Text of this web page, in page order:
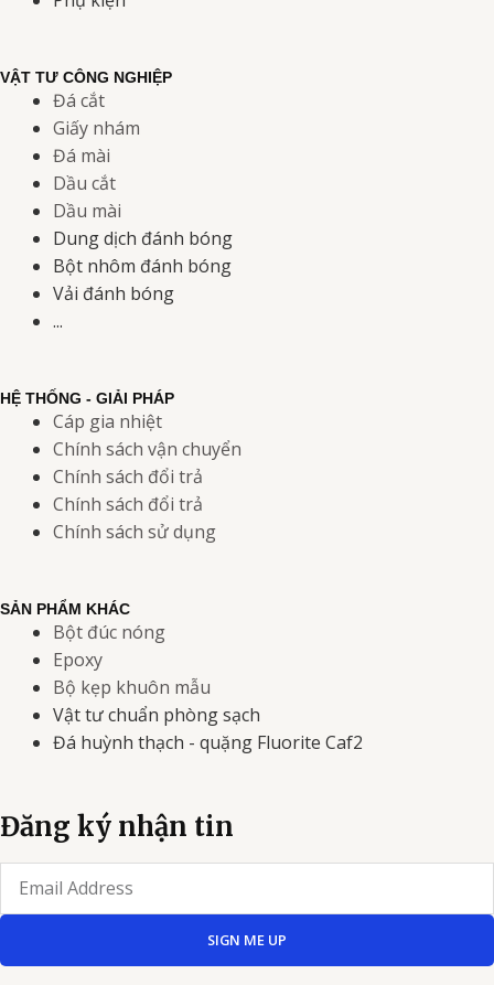
VẬT TƯ CÔNG NGHIỆP
Đá cắt
Giấy nhám
Đá mài
Dầu cắt
Dầu mài
Dung dịch đánh bóng
Bột nhôm đánh bóng
Vải đánh bóng
...
HỆ THỐNG - GIẢI PHÁP
Cáp gia nhiệt
Chính sách vận chuyển
Chính sách đổi trả
Chính sách đổi trả
Chính sách sử dụng
SẢN PHẨM KHÁC
Bột đúc nóng
Epoxy
Bộ kẹp khuôn mẫu
Vật tư chuẩn phòng sạch
Đá huỳnh thạch - quặng Fluorite Caf2
Đăng ký nhận tin
SIGN ME UP